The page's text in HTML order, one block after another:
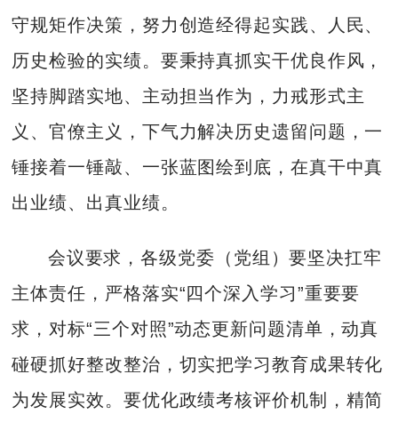
守规矩作决策，努力创造经得起实践、人民、
历史检验的实绩。要秉持真抓实干优良作风，
坚持脚踏实地、主动担当作为，力戒形式主
义、官僚主义，下气力解决历史遗留问题，一
锤接着一锤敲、一张蓝图绘到底，在真干中真
出业绩、出真业绩。
会议要求，各级党委（党组）要坚决扛牢
主体责任，严格落实“四个深入学习”重要要
求，对标“三个对照”动态更新问题清单，动真
碰硬抓好整改整治，切实把学习教育成果转化
为发展实效。要优化政绩考核评价机制，精简